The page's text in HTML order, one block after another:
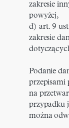
zakresie
powyżej,
d) art. 9
zakresie
Podanie
przepisami
na
przypadku
można